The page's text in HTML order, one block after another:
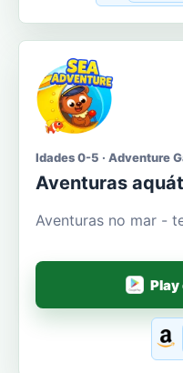
Idades 0-5 · Adventure
Aventuras
Aventuras no mar -
Play